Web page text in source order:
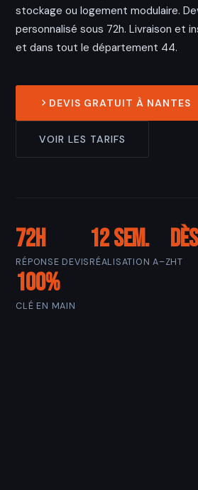
stockage ou logement modulaire.
personnalisé sous 72h. Livraison et
et dans tout le département 44.
DEVIS GRATUIT À NANTES
VOIR LES TARIFS
72h
RÉPONSE DEVIS
12 sem.
RÉALISATION A–ZHT
100%
CLÉ EN MAIN